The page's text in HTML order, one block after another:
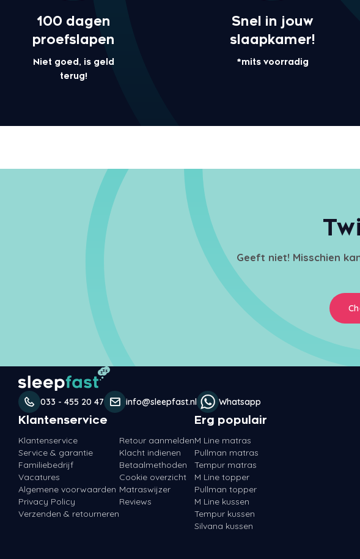
100 dagen
proefslapen
Niet goed, is geld
terug!
Snel in jouw
slaapkamer!
*mits voorradig
Geeft niet! Misschien
033 - 455 20 47 info@sleepfast.nl Whatsapp
Klantenservice
Klantenservice
Service & garantie
Familiebedrijf
Vacatures
Algemene voorwaarden
Privacy Policy
Verzenden & retourneren
Retour aanmelden
Klacht indienen
Betaalmethoden
Cookie overzicht
Matraswijzer
Reviews
Erg populair
M Line matras
Pullman matras
Tempur matras
M Line topper
Pullman topper
M Line kussen
Tempur kussen
Silvana kussen